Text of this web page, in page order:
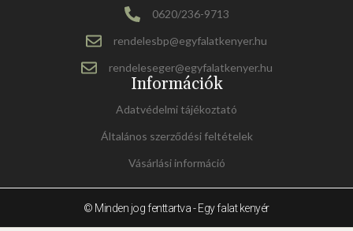
0620/236-9713
rendelesbp@egyfalatkenyer.hu
rendeleseger@egyfalatkenyer.hu
Információk
Adatvédelmi tájékoztató
Általános szerződési feltételek
Vásárlási információ
© Minden jog fenttartva - Egy falat kenyér